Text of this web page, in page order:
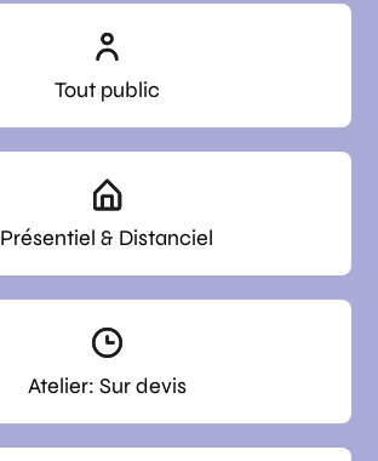
Tout public
Présentiel & Distanciel
Atelier: Sur devis